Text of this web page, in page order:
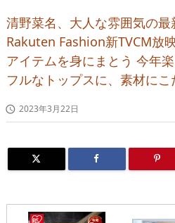
清野菜名、大人な雰囲気の最
Rakuten Fashion新TVCM放
アイテムを身にまとう 今年
フルなトップスに、素材にこ
 2023年3月22日